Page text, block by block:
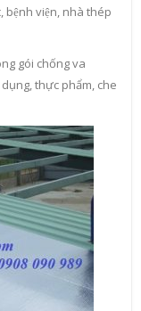
viện, nhà thép
gói chống va
thực phẩm, che